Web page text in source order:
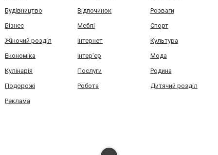
Будівництво Відпочинок Розваги
Бізнес Меблі Спорт
Жіночий розділ Інтернет Культура
Економіка Інтер'єр Мода
Кулінарія Послуги Родина
Подорожі Робота Дитячий розділ
Реклама